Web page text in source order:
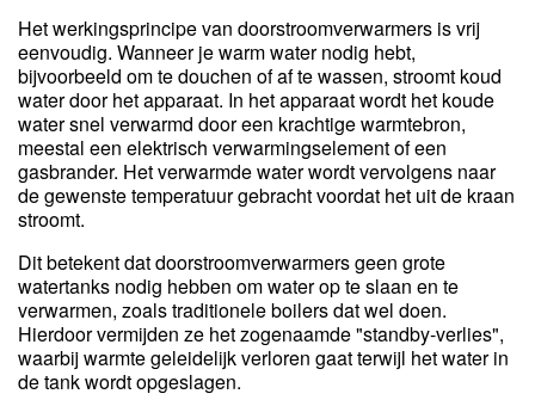
Het werkingsprincipe van doorstroomverwarmers is vrij
eenvoudig. Wanneer je warm water nodig hebt,
bijvoorbeeld om te douchen of af te wassen, stroomt koud
water door het apparaat. In het apparaat wordt het koude
water snel verwarmd door een krachtige warmtebron,
meestal een elektrisch verwarmingselement of een
gasbrander. Het verwarmde water wordt vervolgens naar
de gewenste temperatuur gebracht voordat het uit de kraan
stroomt.
Dit betekent dat doorstroomverwarmers geen grote
watertanks nodig hebben om water op te slaan en te
verwarmen, zoals traditionele boilers dat wel doen.
Hierdoor vermijden ze het zogenaamde "standby-verlies",
waarbij warmte geleidelijk verloren gaat terwijl het water in
de tank wordt opgeslagen.